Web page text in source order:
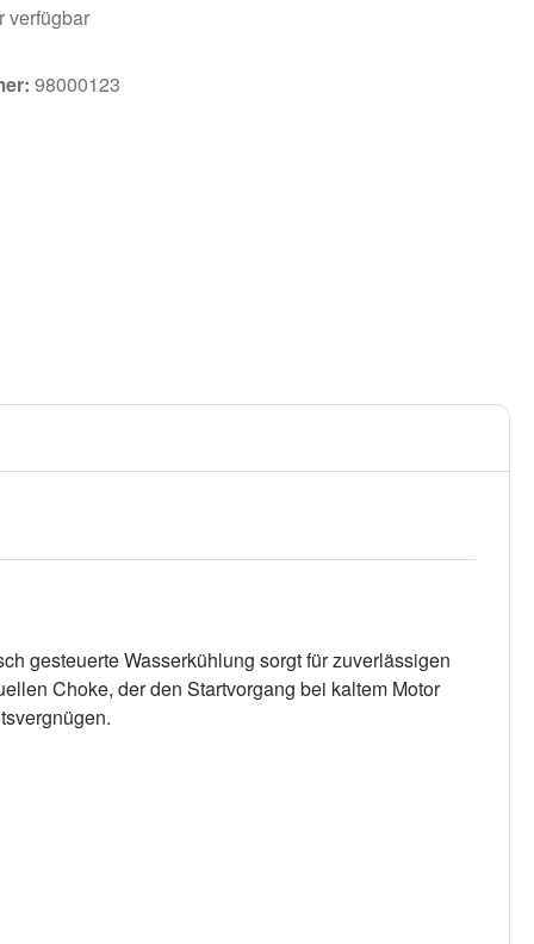
verfügbar
98000123
gesteuerte Wasserkühlung sorgt für zuverlässigen
Choke, der den Startvorgang bei kaltem Motor